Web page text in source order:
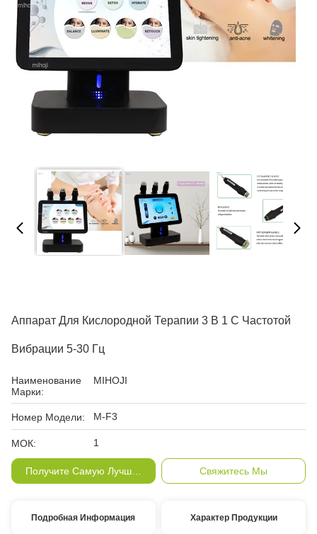
Аппарат Для Кислородной Терапии 3 В 1 С Частотой
Вибрации 5-30 Гц
Наименование
Марки:
MIHOJI
Номер Модели: M-F3
МОК: 1
Получите Самую Лучшую Цену Свяжитесь Мы
Подробная Информация Характер Продукции